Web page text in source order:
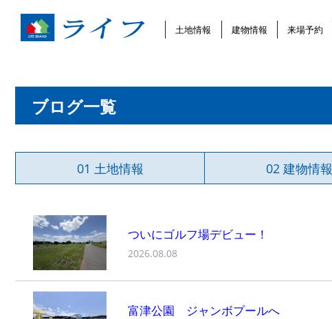
土地情報 建物情報 来場予約
ブログ一覧
01 土地情報 02 建物情報
ついにゴルフ場デビュー！
2026.08.08
富津公園 ジャンボプールへ